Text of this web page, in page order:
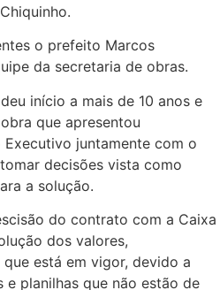
o prefeito Marcos
da secretaria de obras.
início a mais de 10 anos e
que apresentou
juntamente com o
decisões vista como
a solução.
do contrato com a Caixa
dos valores,
está em vigor, devido a
planilhas que não estão de